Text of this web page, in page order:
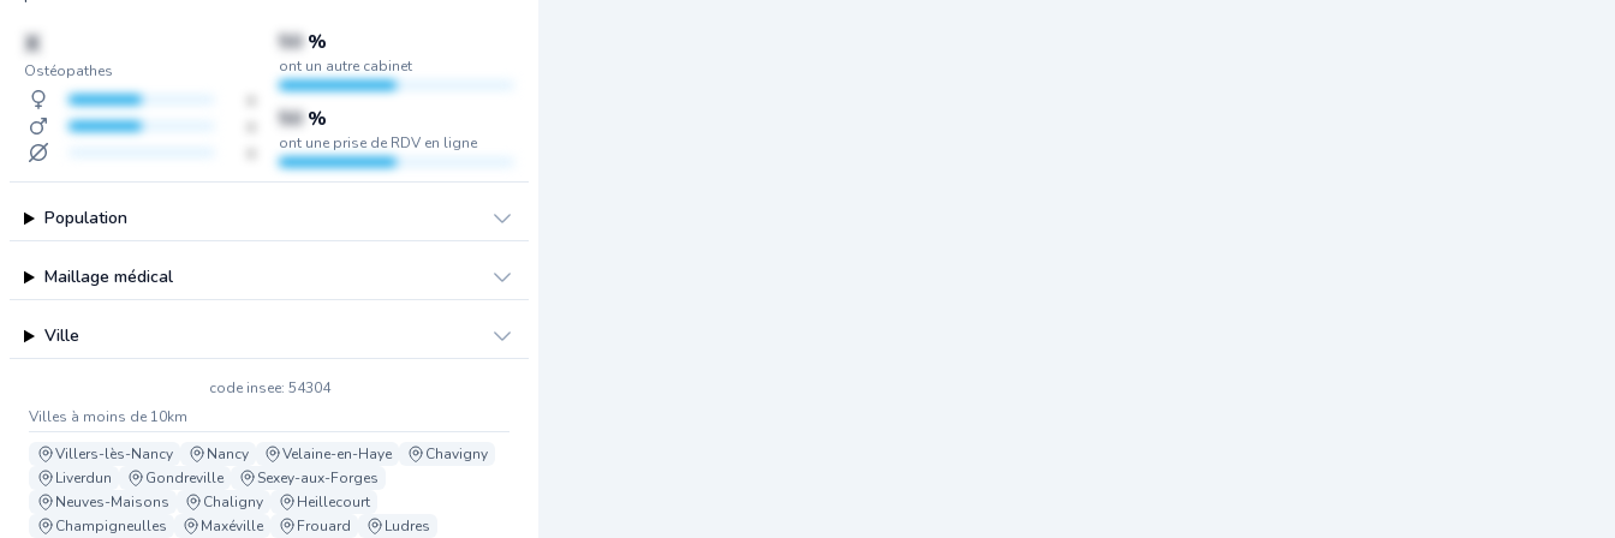
X
Ostéopathes
50 %
ont un autre cabinet
50 %
ont une prise de RDV en ligne
Population
Maillage médical
Ville
code insee: 54304
Villes à moins de 10km
Villers-lès-Nancy
Nancy Velaine-en-Haye
Chavigny
Liverdun
Gondreville
Sexey-aux-Forges
Neuves-Maisons
Chaligny
Heillecourt
Champigneulles
Maxéville Frouard Ludres